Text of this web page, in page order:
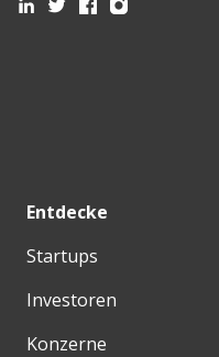
Entdecke
Startups
Investoren
Konzerne